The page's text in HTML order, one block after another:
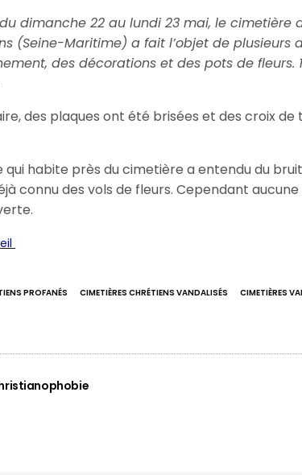
dimanche 22 au lundi 23 mai, le cimetière
(Seine-Maritime) a fait l’objet de plusieurs
des décorations et des pots de fleurs.
des plaques ont été brisées et des croix de
qui habite près du cimetière a entendu du
connu des vols de fleurs. Cependant aucune
PROFANÉS CIMETIÈRES CHRÉTIENS VANDALISÉS CIMETIÈRES